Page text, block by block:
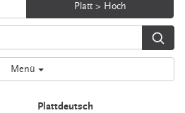
Platt > Hoch
Menü
Plattdeutsch